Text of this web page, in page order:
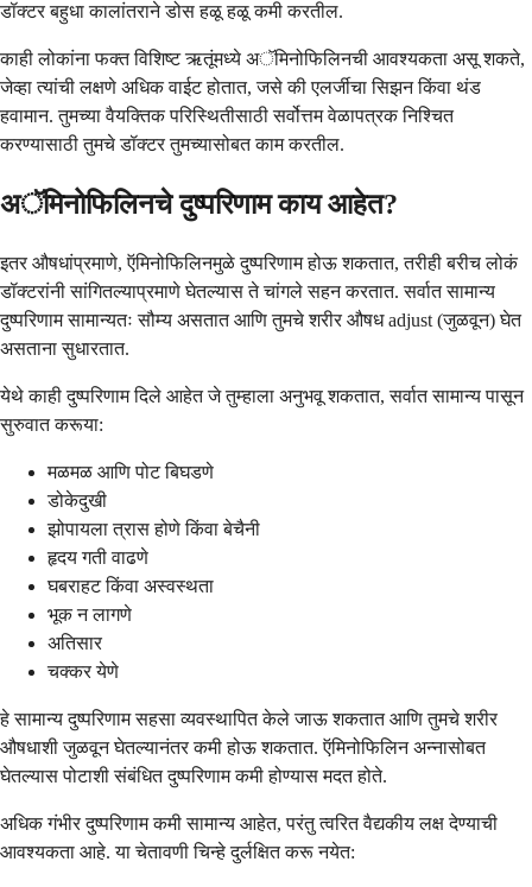
डॉक्टर बहुधा कालांतराने डोस हळू हळू कमी करतील.
काही लोकांना फक्त विशिष्ट ऋतूंमध्ये अॅमिनोफिलिनची आवश्यकता असू शकते,
जेव्हा त्यांची लक्षणे अधिक वाईट होतात, जसे की एलर्जीचा सिझन किंवा थंड
हवामान. तुमच्या वैयक्तिक परिस्थितीसाठी सर्वोत्तम वेळापत्रक निश्चित
करण्यासाठी तुमचे डॉक्टर तुमच्यासोबत काम करतील.
अॅमिनोफिलिनचे दुष्परिणाम काय आहेत?
इतर औषधांप्रमाणे, ऍमिनोफिलिनमुळे दुष्परिणाम होऊ शकतात, तरीही बरीच लोकं
डॉक्टरांनी सांगितल्याप्रमाणे घेतल्यास ते चांगले सहन करतात. सर्वात सामान्य
दुष्परिणाम सामान्यतः सौम्य असतात आणि तुमचे शरीर औषध adjust (जुळवून) घेत
असताना सुधारतात.
येथे काही दुष्परिणाम दिले आहेत जे तुम्हाला अनुभवू शकतात, सर्वात सामान्य पासून
सुरुवात करूया:
मळमळ आणि पोट बिघडणे
डोकेदुखी
झोपायला त्रास होणे किंवा बेचैनी
हृदय गती वाढणे
घबराहट किंवा अस्वस्थता
भूक न लागणे
अतिसार
चक्कर येणे
हे सामान्य दुष्परिणाम सहसा व्यवस्थापित केले जाऊ शकतात आणि तुमचे शरीर
औषधाशी जुळवून घेतल्यानंतर कमी होऊ शकतात. ऍमिनोफिलिन अन्नासोबत
घेतल्यास पोटाशी संबंधित दुष्परिणाम कमी होण्यास मदत होते.
अधिक गंभीर दुष्परिणाम कमी सामान्य आहेत, परंतु त्वरित वैद्यकीय लक्ष देण्याची
आवश्यकता आहे. या चेतावणी चिन्हे दुर्लक्षित करू नयेत: